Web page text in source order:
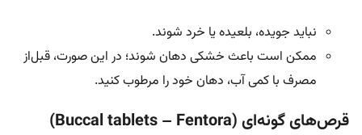
نباید جویده، بلعیده یا خرد شوند.
ممکن است باعث خشکی دهان شوند؛ در این صورت، قبل‌از
مصرف با کمی آب، دهان خود را مرطوب کنید.
قرص‌های گونه‌ای (Buccal tablets – Fentora)